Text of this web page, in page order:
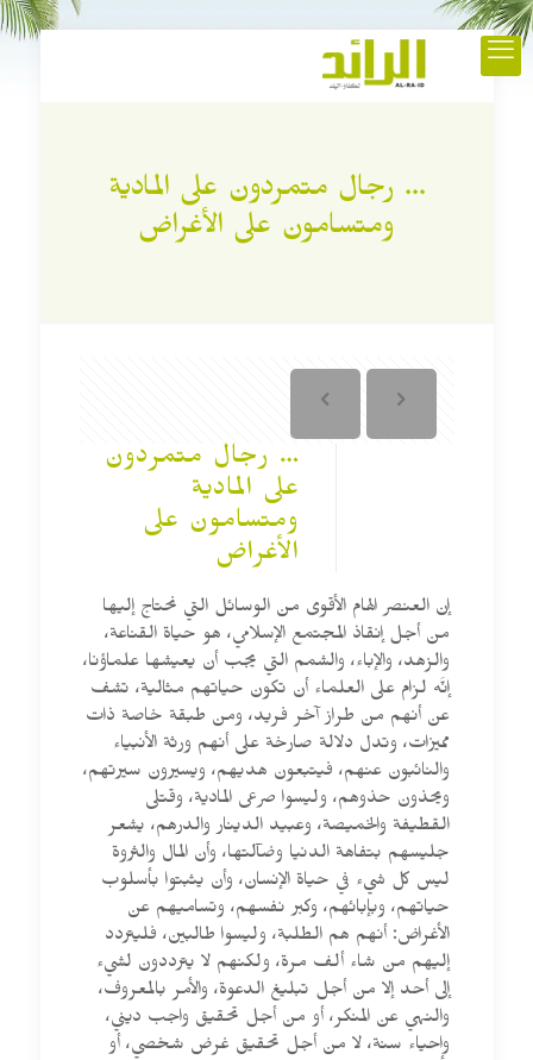
… رجال متمردون على المادية
ومتسامون على الأغراض
… رجال متمردون
على المادية
ومتسامون على
الأغراض
إن العنصر الهام الأقوى من الوسائل التي نحتاج إليها
من أجل إنقاذ المجتمع الإسلامي، هو حياة القناعة،
والزهد، والإباء، والشمم التي يجب أن يعيشها علماؤنا،
إنَّه لزام على العلماء أن تكون حياتهم مثالية، تشف
عن أنهم من طراز آخر فريد، ومن طبقة خاصة ذات
مميزات، وتدل دلالة صارخة على أنهم ورثة الأنبياء
والنائبون عنهم، فيتبعون هديهم، ويسيرون سيرتهم،
ويحذون حذوهم، وليسوا صرعى المادية، وقتلى
القطيفة والخميصة، وعبيد الدينار والدرهم، يشعر
جليسهم بتفاهة الدنيا وضآلتها، وأن المال والثروة
ليس كل شيء في حياة الإنسان، وأن يثبتوا بأسلوب
حياتهم، وبإبائهم، وكبر نفسهم، وتساميهم عن
الأغراض: أنهم هم الطلبة، وليسوا طالبين، فليتردد
إليهم من شاء ألف مرة، ولكنهم لا يترددون لشيء
إلى أحد إلا من أجل تبليغ الدعوة، والأمر بالمعروف،
والنهي عن المنكر، أو من أجل تحقيق واجب ديني،
وإحياء سنة، لا من أجل تحقيق غرض شخصي، أو